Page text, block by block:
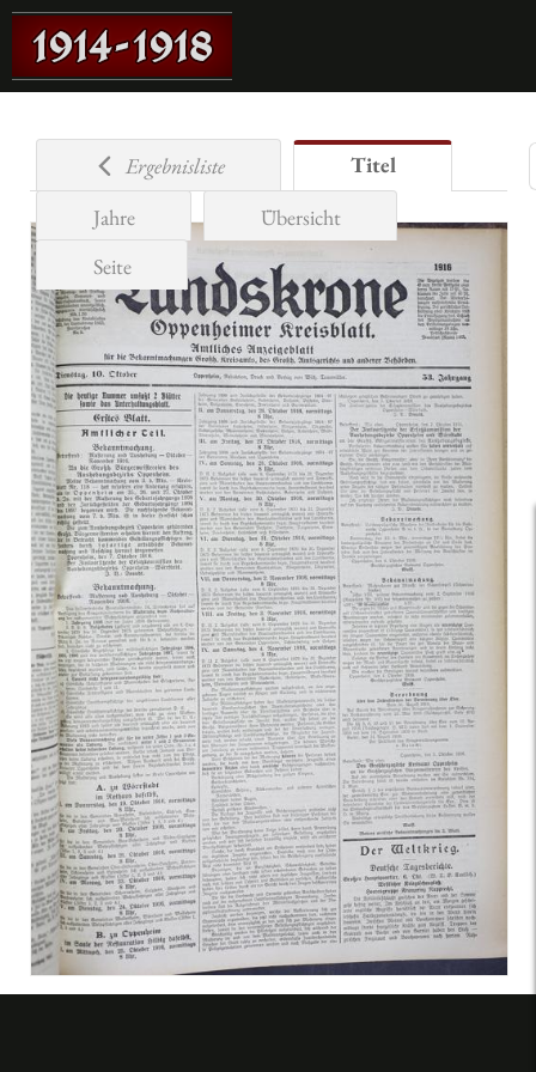
Ergebnisliste
Titel
Jahre
Übersicht
Seite